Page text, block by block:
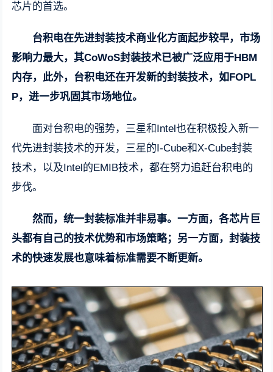
芯片的首选。
台积电在先进封装技术商业化方面起步较早，市场
影响力最大，其CoWoS封装技术已被广泛应用于HBM
内存，此外，台积电还在开发新的封装技术，如FOPL
P，进一步巩固其市场地位。
面对台积电的强势，三星和Intel也在积极投入新一
代先进封装技术的开发，三星的I-Cube和X-Cube封装
技术，以及Intel的EMIB技术，都在努力追赶台积电的
步伐。
然而，统一封装标准并非易事。一方面，各芯片巨
头都有自己的技术优势和市场策略；另一方面，封装技
术的快速发展也意味着标准需要不断更新。